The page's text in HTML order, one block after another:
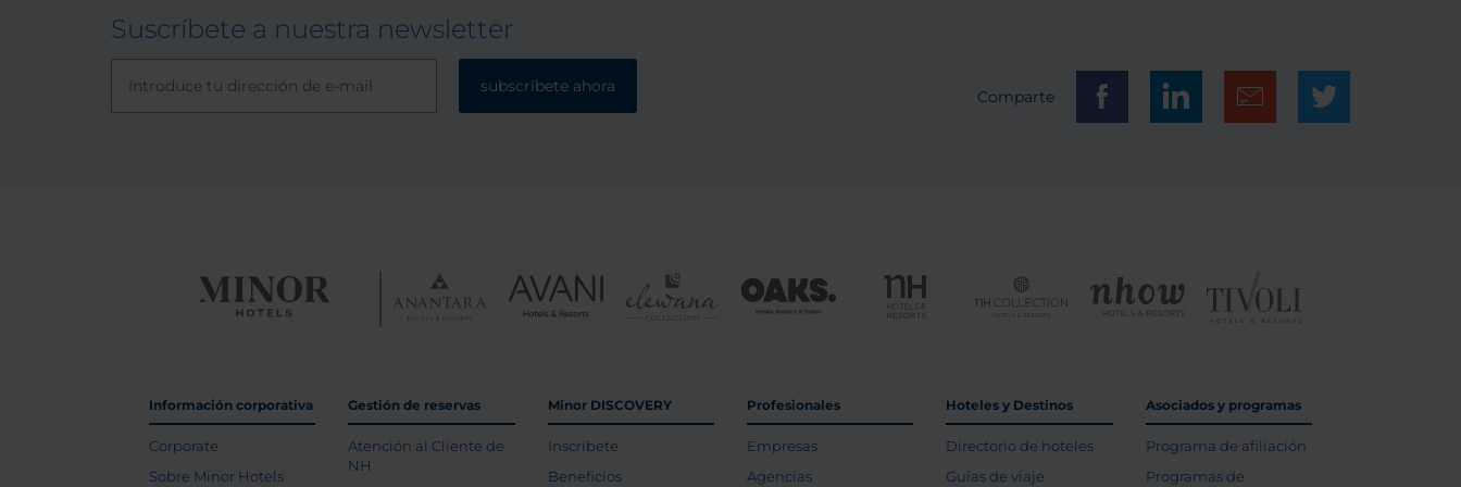
Suscríbete a nuestra newsletter
subscríbete ahora
Comparte
Información corporativa
Corporate
Sobre Minor Hotels
Gestión de reservas
Atención al Cliente de
NH
Minor DISCOVERY
Inscríbete
Beneficios
Profesionales
Empresas
Agencias
Hoteles y Destinos
Directorio de hoteles
Guías de viaje
Asociados y programas
Programa de afiliación
Programas de